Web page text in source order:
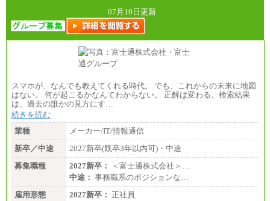
訪日事業職 月給202,000～227,000円＋地域間調整
給
※詳細はJTBキャリアサイトよりご確認ください。
■(株)JTBビジネストランスフォーム
総合職 月給205,000～225,000円＋地域間調整給
エリア総合職 月給185,000円＋地域間調整給
■(株)JTBデータサービス ※2027年新卒募集終了
総合職 月給186,000～194,000円＋地域手当
※詳細はJTBキャリアサイトよりご確認ください。
■I&Jデジタルイノベーション(株)
総合職 月給224,500～242,600円＋地域手当
※詳細はJTBキャリアサイトよりご確認ください。
＜有期社員コース＞
■(株)JTBビジネストランスフォーム
有期契約職 月給185,000～195,000円
※詳細はJTBキャリアサイトよりご確認ください。
07月10日更新
スマホが、なんでも教えてくれる時代。 でも、これからの未来に地図
はない。 何が起こるかなんてわからない。 正解は変わる。検索結果
は、過去の誰かの見方にす…
続きを読む
業種
メーカー/IT/情報通信
新卒／中途
2027新卒(既卒3年以内可)・中途
募集職種
2027新卒：
＜富士通株式会社＞…
中途： 事務職系のポジションな…
雇用形態
2027新卒： 正社員